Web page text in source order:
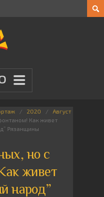
2020
Август
Как живет
Рязанщины
но с
живет
народ”